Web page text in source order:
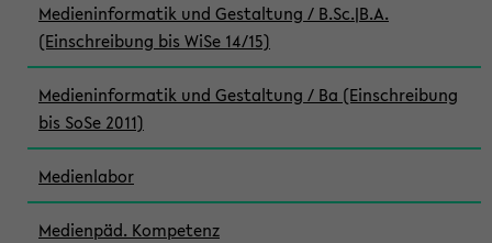
Medieninformatik und Gestaltung / B.Sc.|B.A.
(Einschreibung bis WiSe 14/15)
Medieninformatik und Gestaltung / Ba (Einschreibung
bis SoSe 2011)
Medienlabor
Medienpäd. Kompetenz